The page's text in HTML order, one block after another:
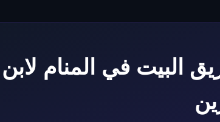
البيت في المنام لابن